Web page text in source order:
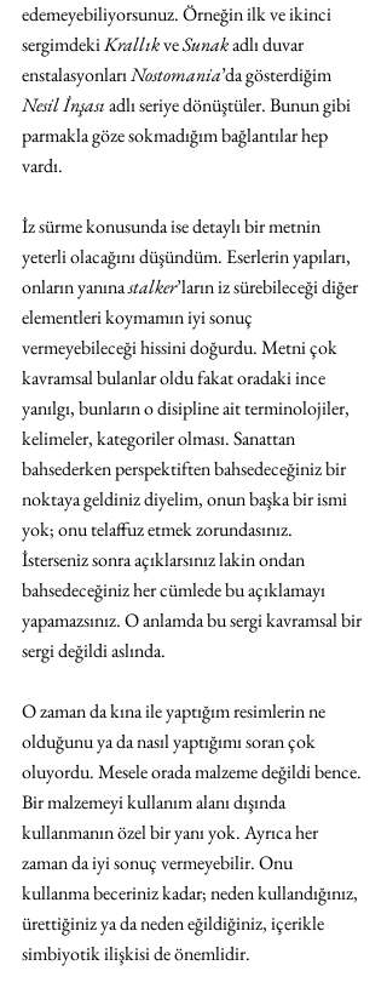
edemeyebiliyorsunuz. Örneğin ilk ve ikinci
sergimdeki Krallık ve Sunak adlı duvar
enstalasyonları Nostomania’da gösterdiğim
Nesil İnşası adlı seriye dönüştüler. Bunun gibi
parmakla göze sokmadığım bağlantılar hep
vardı.
İz sürme konusunda ise detaylı bir metnin
yeterli olacağını düşündüm. Eserlerin yapıları,
onların yanına stalker’ların iz sürebileceği diğer
elementleri koymamın iyi sonuç
vermeyebileceği hissini doğurdu. Metni çok
kavramsal bulanlar oldu fakat oradaki ince
yanılgı, bunların o disipline ait terminolojiler,
kelimeler, kategoriler olması. Sanattan
bahsederken perspektiften bahsedeceğiniz bir
noktaya geldiniz diyelim, onun başka bir ismi
yok; onu telaffuz etmek zorundasınız.
İsterseniz sonra açıklarsınız lakin ondan
bahsedeceğiniz her cümlede bu açıklamayı
yapamazsınız. O anlamda bu sergi kavramsal bir
sergi değildi aslında.
O zaman da kına ile yaptığım resimlerin ne
olduğunu ya da nasıl yaptığımı soran çok
oluyordu. Mesele orada malzeme değildi bence.
Bir malzemeyi kullanım alanı dışında
kullanmanın özel bir yanı yok. Ayrıca her
zaman da iyi sonuç vermeyebilir. Onu
kullanma beceriniz kadar; neden kullandığınız,
ürettiğiniz ya da neden eğildiğiniz, içerikle
simbiyotik ilişkisi de önemlidir.